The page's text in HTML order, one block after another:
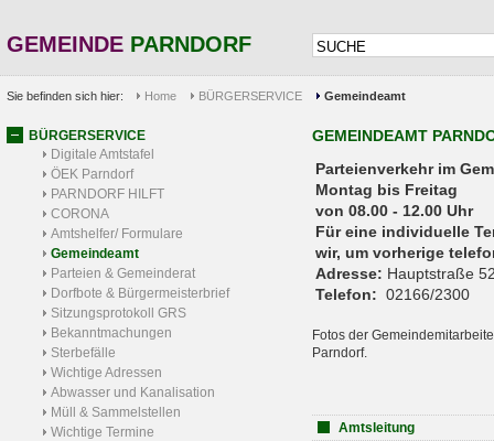
GEMEINDE PARNDORF
Sie befinden sich hier: Home BÜRGERSERVICE Gemeindeamt
BÜRGERSERVICE
Digitale Amtstafel
ÖEK Parndorf
PARNDORF HILFT
CORONA
Amtshelfer/ Formulare
Gemeindeamt
Parteien & Gemeinderat
Dorfbote & Bürgermeisterbrief
Sitzungsprotokoll GRS
Bekanntmachungen
Sterbefälle
Wichtige Adressen
Abwasser und Kanalisation
Müll & Sammelstellen
Wichtige Termine
GEMEINDEAMT
Parteienverkehr
Montag bis Freitag
von 08.00 - 12.00 Uhr
Für eine individuelle
wir, um vorherige
Adresse: Hauptstraße
Telefon: 02166/2300
Fotos der
Parndorf.
Amtsleitung